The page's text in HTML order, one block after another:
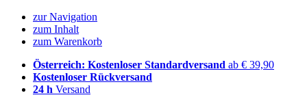
zur Navigation
zum Inhalt
zum Warenkorb
Österreich: Kostenloser Standardversand ab € 39,90
Kostenloser Rückversand
24 h Versand